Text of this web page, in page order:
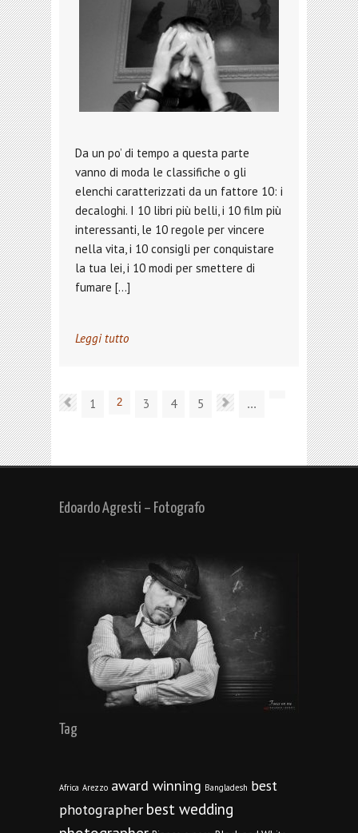
Da un po’ di tempo a questa parte
vanno di moda le classifiche o gli
elenchi caratterizzati da un fattore 10: i
decaloghi. I 10 libri più belli, i 10 film più
interessanti, le 10 regole per vincere
nella vita, i 10 consigli per conquistare
la tua lei, i 10 modi per smettere di
fumare […]
Leggi tutto
1 2 3 4 5 ...
Edoardo Agresti – Fotografo
Tag
Africa Arezzo award winning Bangladesh best
photographer best wedding